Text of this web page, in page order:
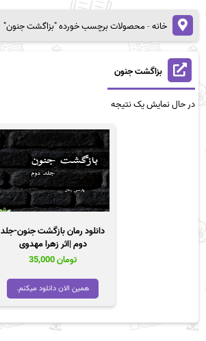
خانه-محصولات برچسب خورده "بزاگشت جنون"
بزاگشت جنون
در حال نمایش یک نتیجه
دانلود رمان بازگشت جنون-جلد
دوم |اثر زهرا مهدوی
تومان
همین الان دانلود میکنم.